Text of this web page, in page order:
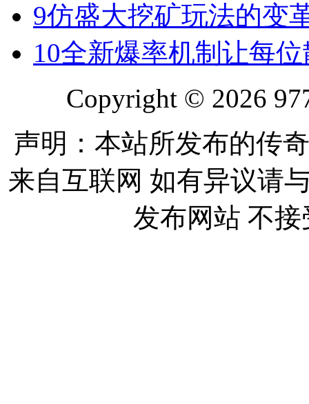
9仿盛大挖矿玩法的变
10全新爆率机制让每
Copyright © 2026
声明：本站所发布的传
来自互联网 如有异议请
发布网站 不